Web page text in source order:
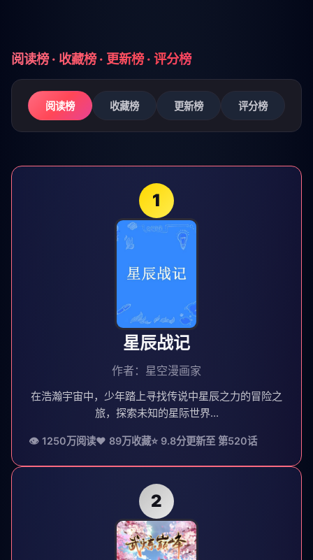
阅读榜 · 收藏榜 · 更新榜 · 评分榜
阅读榜 收藏榜 更新榜 评分榜
1
星辰战记
作者：星空漫画家
在浩瀚宇宙中，少年踏上寻找传说中星辰之力的冒险之
旅，探索未知的星际世界...
👁 1250万阅读❤️ 89万收藏⭐ 9.8分更新至 第520话
2